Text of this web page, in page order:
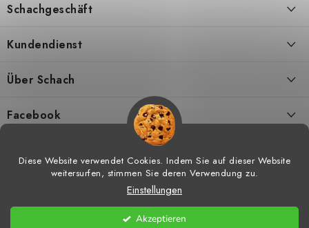
Diese Website verwendet Cookies. Indem Sie auf dieser Website
weitersurfen, stimmen Sie deren Verwendung zu.
Einstellungen
Akzeptieren
ß
z
e
e
Schachgeschäft
Kontakt
Meine bestellung
Vorteile vom Einkaufen bei uns
Kundendienst
Geschäftsbedingungen
Hilfe bei Reklamationen
Widerrufsrecht
Über Schach
Schachtraining
Schachshop-Partner
Facebook
Erstellt von Shoptet
Schachgeschäft. Alle Rechte vorbehalten.
Einstellungen ändern